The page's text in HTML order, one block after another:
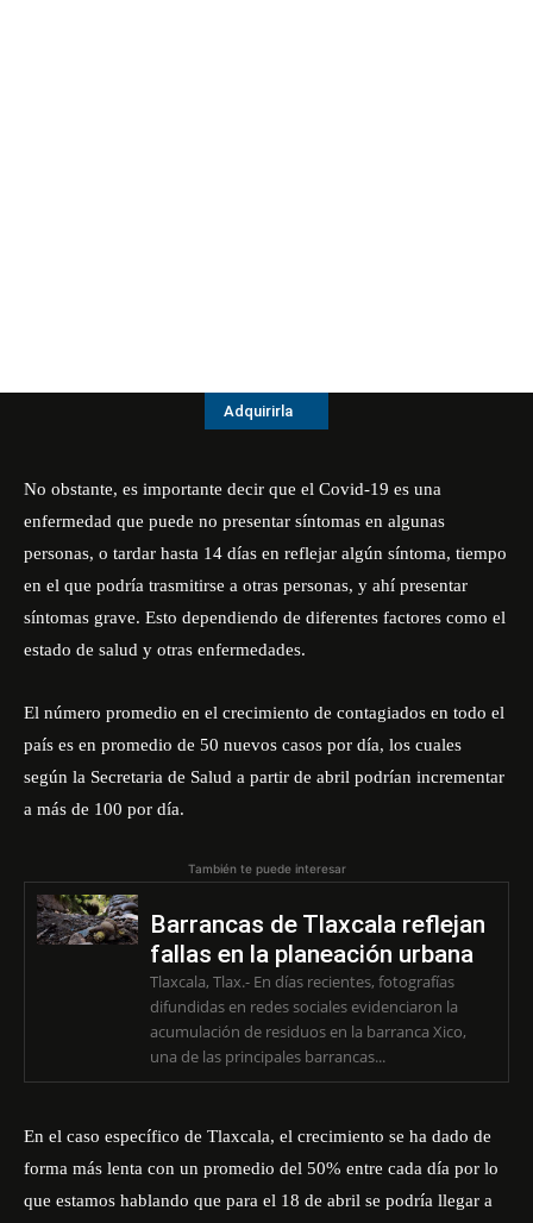
Adquirirla
No obstante, es importante decir que el Covid-19 es una
enfermedad que puede no presentar síntomas en algunas
personas, o tardar hasta 14 días en reflejar algún síntoma, tiempo
en el que podría trasmitirse a otras personas, y ahí presentar
síntomas grave. Esto dependiendo de diferentes factores como el
estado de salud y otras enfermedades.
El número promedio en el crecimiento de contagiados en todo el
país es en promedio de 50 nuevos casos por día, los cuales
según la Secretaria de Salud a partir de abril podrían incrementar
a más de 100 por día.
También te puede interesar
Barrancas de Tlaxcala reflejan
fallas en la planeación urbana
Tlaxcala, Tlax.- En días recientes, fotografías
difundidas en redes sociales evidenciaron la
acumulación de residuos en la barranca Xico,
una de las principales barrancas...
En el caso específico de Tlaxcala, el crecimiento se ha dado de
forma más lenta con un promedio del 50% entre cada día por lo
que estamos hablando que para el 18 de abril se podría llegar a